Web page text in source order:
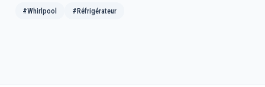
#Whirlpool #Réfrigérateur